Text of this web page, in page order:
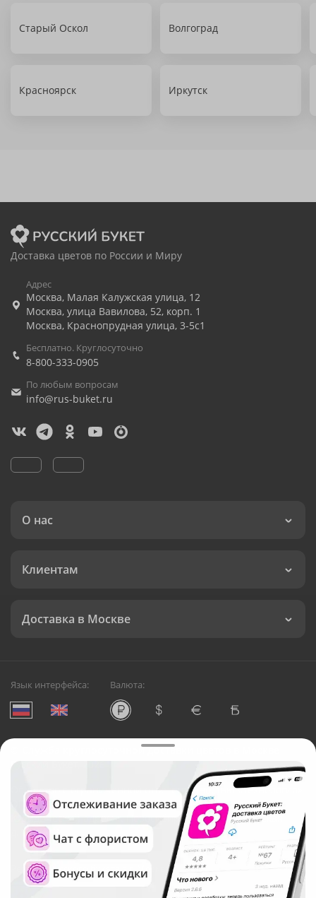
Старый Оскол Волгоград
Красноярск Иркутск
Доставка цветов по России и Миру
Адрес
Москва, Малая Калужская улица, 12
Москва, улица Вавилова, 52, корп. 1
Москва, Краснопрудная улица, 3-5с1
Бесплатно. Круглосуточно
8-800-333-0905
По любым вопросам
info@rus-buket.ru
О нас
Клиентам
Доставка в Москве
Язык интерфейса: Валюта:
Служба круглосуточной доставки цветов в Москве
Русский Букет, 2026
Общество с ограниченной ответственностью «Технология»
ОГРН: 1195476081745, ИНН: 5410081997
Юридический адрес: г. Новосибирск, ул. Ипподромская,
д.42, оф. 3
Рейтинг Русского букета в г. Москва